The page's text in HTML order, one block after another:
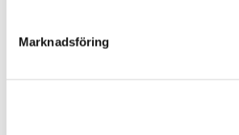
Marknadsföring